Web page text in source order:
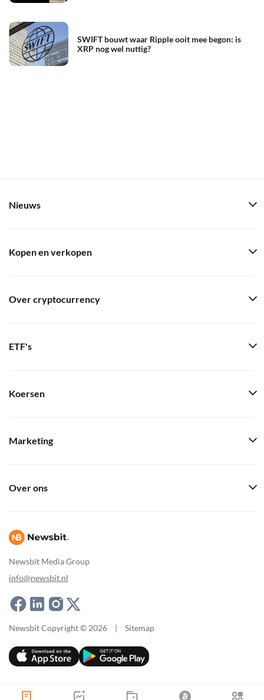
SWIFT bouwt waar Ripple ooit mee begon: is
XRP nog wel nuttig?
Newsbit Media Group
info@newsbit.nl
Nieuws
Kopen en verkopen
Over cryptocurrency
ETF's
Koersen
Marketing
Over ons
Newsbit Copyright © 2026 | Sitemap